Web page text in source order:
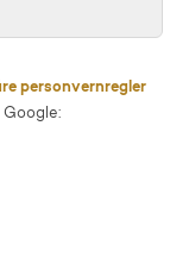
personvernregler